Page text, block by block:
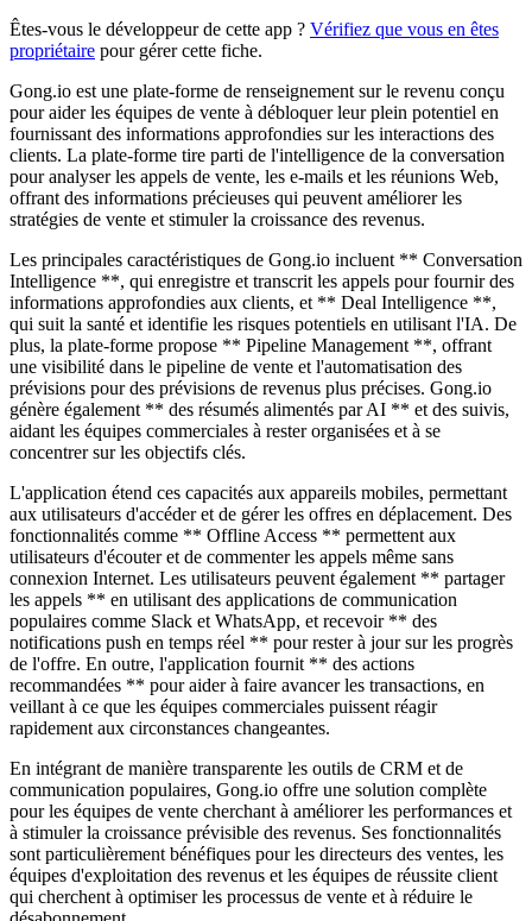
Êtes-vous le développeur de cette app ? Vérifiez que vous en êtes
propriétaire pour gérer cette fiche.
Gong.io est une plate-forme de renseignement sur le revenu conçu
pour aider les équipes de vente à débloquer leur plein potentiel en
fournissant des informations approfondies sur les interactions des
clients. La plate-forme tire parti de l'intelligence de la conversation
pour analyser les appels de vente, les e-mails et les réunions Web,
offrant des informations précieuses qui peuvent améliorer les
stratégies de vente et stimuler la croissance des revenus.
Les principales caractéristiques de Gong.io incluent ** Conversation
Intelligence **, qui enregistre et transcrit les appels pour fournir des
informations approfondies aux clients, et ** Deal Intelligence **,
qui suit la santé et identifie les risques potentiels en utilisant l'IA. De
plus, la plate-forme propose ** Pipeline Management **, offrant
une visibilité dans le pipeline de vente et l'automatisation des
prévisions pour des prévisions de revenus plus précises. Gong.io
génère également ** des résumés alimentés par AI ** et des suivis,
aidant les équipes commerciales à rester organisées et à se
concentrer sur les objectifs clés.
L'application étend ces capacités aux appareils mobiles, permettant
aux utilisateurs d'accéder et de gérer les offres en déplacement. Des
fonctionnalités comme ** Offline Access ** permettent aux
utilisateurs d'écouter et de commenter les appels même sans
connexion Internet. Les utilisateurs peuvent également ** partager
les appels ** en utilisant des applications de communication
populaires comme Slack et WhatsApp, et recevoir ** des
notifications push en temps réel ** pour rester à jour sur les progrès
de l'offre. En outre, l'application fournit ** des actions
recommandées ** pour aider à faire avancer les transactions, en
veillant à ce que les équipes commerciales puissent réagir
rapidement aux circonstances changeantes.
En intégrant de manière transparente les outils de CRM et de
communication populaires, Gong.io offre une solution complète
pour les équipes de vente cherchant à améliorer les performances et
à stimuler la croissance prévisible des revenus. Ses fonctionnalités
sont particulièrement bénéfiques pour les directeurs des ventes, les
équipes d'exploitation des revenus et les équipes de réussite client
qui cherchent à optimiser les processus de vente et à réduire le